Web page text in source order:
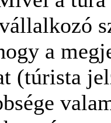
a
(túrista